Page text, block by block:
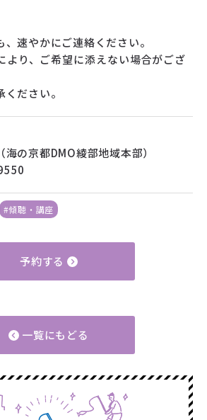
、速やかにご連絡ください。
より、ご希望に添えない場合がござ
ださい。
の京都DMO綾部地域本部）
#傾聴・講座
予約する
一覧にもどる